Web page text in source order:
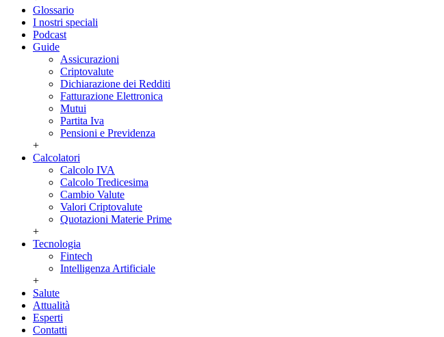
Glossario
I nostri speciali
Podcast
Guide
Assicurazioni
Criptovalute
Dichiarazione dei Redditi
Fatturazione Elettronica
Mutui
Partita Iva
Pensioni e Previdenza
+
Calcolatori
Calcolo IVA
Calcolo Tredicesima
Cambio Valute
Valori Criptovalute
Quotazioni Materie Prime
+
Tecnologia
Fintech
Intelligenza Artificiale
+
Salute
Attualità
Esperti
Contatti